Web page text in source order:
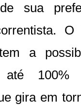
sua
O
a
até
gira em